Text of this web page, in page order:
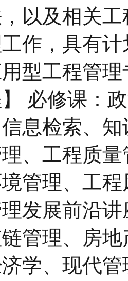
以及相关
作，具有
型工程管
必修课：
息检索、
、工程质
管理、工
发展前沿
管理、房
学、现代